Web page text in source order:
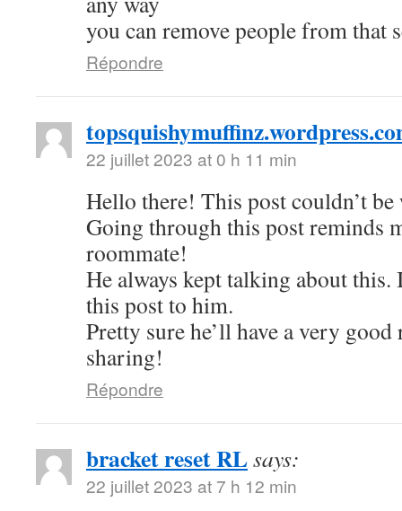
you can remove people from that
Répondre
22 juillet 2023 at 0 h 11 min
Hello there! This post couldn’t
Going through this post reminds
roommate!
He always kept talking about
this post to him.
Pretty sure he’ll have a very
sharing!
Répondre
bracket reset RLsays:
22 juillet 2023 at 7 h 12 min